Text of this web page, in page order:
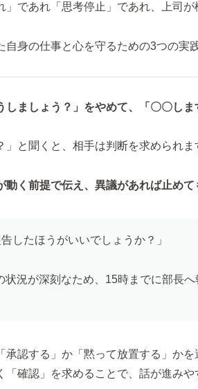
」であれ「思考停止」であれ、上司
自身の仕事と心を守るための3つの実
しましょう？」をやめて、「〇〇し
」と聞くと、相手は判断を求められ
動く前提で伝え、異議があれば止めて
したほうがいいでしょうか？」
状況が深刻なため、15時までに部長
承認する」か「黙って放置する」かを
「確認」を求めることで、話が進みや